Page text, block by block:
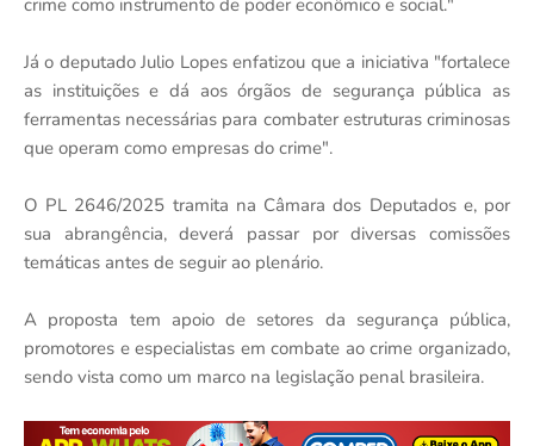
crime como instrumento de poder econômico e social."
Já o deputado Julio Lopes enfatizou que a iniciativa "fortalece
as instituições e dá aos órgãos de segurança pública as
ferramentas necessárias para combater estruturas criminosas
que operam como empresas do crime".
O PL 2646/2025 tramita na Câmara dos Deputados e, por
sua abrangência, deverá passar por diversas comissões
temáticas antes de seguir ao plenário.
A proposta tem apoio de setores da segurança pública,
promotores e especialistas em combate ao crime organizado,
sendo vista como um marco na legislação penal brasileira.